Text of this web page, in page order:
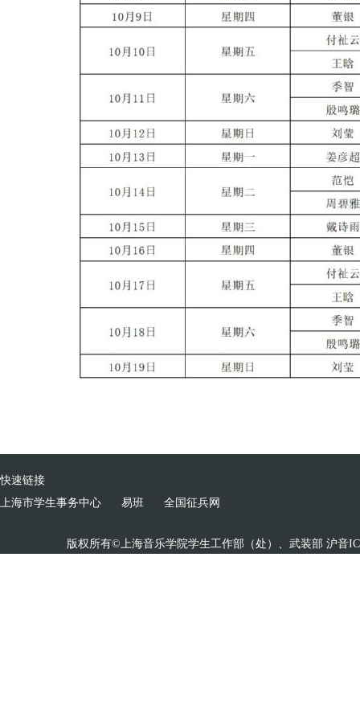
快速链接
上海市学生事务中心
易班 全国征兵网
版权所有©上海音乐学院学生工作部（处）、武装部 沪音